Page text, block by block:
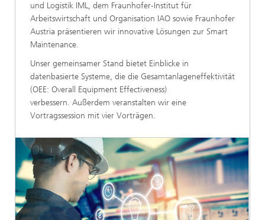
und Logistik IML, dem Fraunhofer-Institut für
Arbeitswirtschaft und Organisation IAO sowie Fraunhofer
Austria präsentieren wir innovative Lösungen zur Smart
Maintenance.
Unser gemeinsamer Stand bietet Einblicke in
datenbasierte Systeme, die die Gesamtanlageneffektivität
(OEE: Overall Equipment Effectiveness)
verbessern. Außerdem veranstalten wir eine
Vortragssession mit vier Vorträgen.